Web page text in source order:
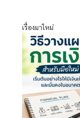
เรื่องมาใหม่